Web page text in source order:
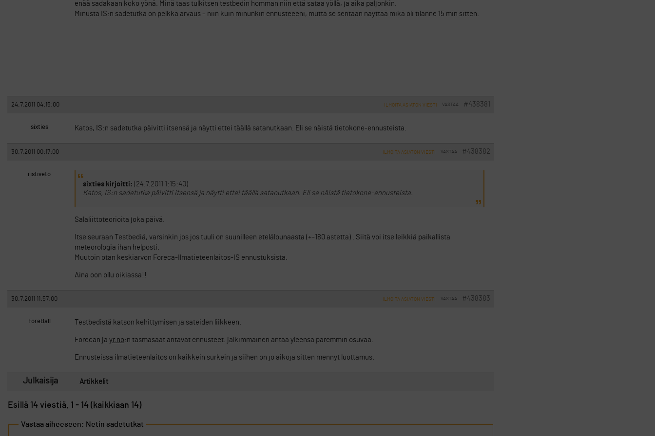
enää sadakaan koko yönä. Minä taas tulkitsen testbedin homman niin että sataa yöllä, ja aika paljonkin.
Minusta IS:n sadetutka on pelkkä arvaus – niin kuin minunkin ennusteeeni, mutta se sentään näyttää mikä oli tilanne 15 min sitten.
24.7.2011 04:15:00 #438381
VASTAA
ILMOITA ASIATON VIESTI
sixties Katos, IS:n sadetutka päivitti itsensä ja näytti ettei täällä satanutkaan. Eli se näistä tietokone-ennusteista.
30.7.2011 00:17:00 #438382
VASTAA
ILMOITA ASIATON VIESTI
ristiveto
sixties kirjoitti: (24.7.2011 1:15:40)
Katos, IS:n sadetutka päivitti itsensä ja näytti ettei täällä satanutkaan. Eli se näistä tietokone-ennusteista.
Salaliittoteorioita joka päivä.
Itse seuraan Testbediä, varsinkin jos jos tuuli on suunilleen etelälounaasta (+-180 astetta) . Siitä voi itse leikkiä paikallista
meteorologia ihan helposti.
Muutoin otan keskiarvon Foreca-Ilmatieteenlaitos-IS ennustuksista.
Aina oon ollu oikiassa!!
30.7.2011 11:57:00 #438383
VASTAA
ILMOITA ASIATON VIESTI
ForeBall Testbedistä katson kehittymisen ja sateiden liikkeen.
Forecan ja yr.no :n täsmäsäät antavat ennusteet. jälkimmäinen antaa yleensä paremmin osuvaa.
Ennusteissa ilmatieteenlaitos on kaikkein surkein ja siihen on jo aikoja sitten mennyt luottamus.
Julkaisija Artikkelit
Esillä 14 viestiä, 1 - 14 (kaikkiaan 14)
Vastaa aiheeseen: Netin sadetutkat